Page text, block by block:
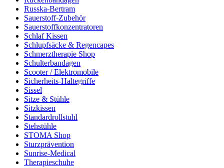
Russka-Bertram
Sauerstoff-Zubehör
Sauerstoffkonzentratoren
Schlaf Kissen
Schlupfsäcke & Regencapes
Schmerztherapie Shop
Schulterbandagen
Scooter / Elektromobile
Sicherheits-Haltegriffe
Sissel
Sitze & Stühle
Sitzkissen
Standardrollstuhl
Stehstühle
STOMA Shop
Sturzprävention
Sunrise-Medical
Therapieschuhe